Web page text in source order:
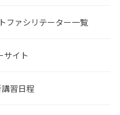
ファシリテーター一覧
サイト
習日程